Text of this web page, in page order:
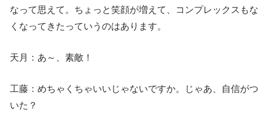
なって思えて。ちょっと笑顔が増えて、コンプレックスもな
くなってきたっていうのはあります。
天月：あ～、素敵！
工藤：めちゃくちゃいいじゃないですか。じゃあ、自信がつ
いた？